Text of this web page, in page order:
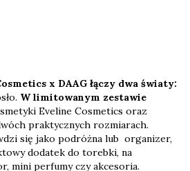
x DAAG łączy dwa światy:
W limitowanym zestawie
Eveline Cosmetics oraz
praktycznych rozmiarach.
się jako podróżna lub organizer,
dodatek do torebki, na
mini perfumy czy akcesoria.